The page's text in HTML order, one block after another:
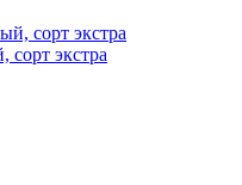
сорт экстра